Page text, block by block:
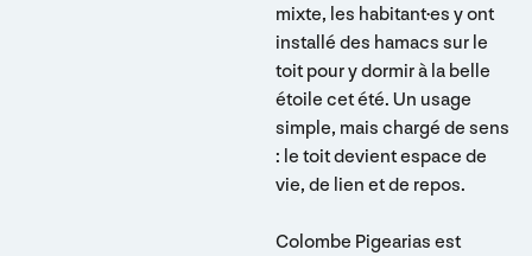
mixte, les habitant·es y ont
installé des hamacs sur le
toit pour y dormir à la belle
étoile cet été. Un usage
simple, mais chargé de sens
: le toit devient espace de
vie, de lien et de repos.
Colombe Pigearias est